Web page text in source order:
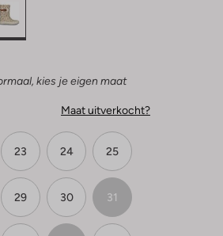
kies je eigen maat
Maat uitverkocht?
23 24 25
29 30 31